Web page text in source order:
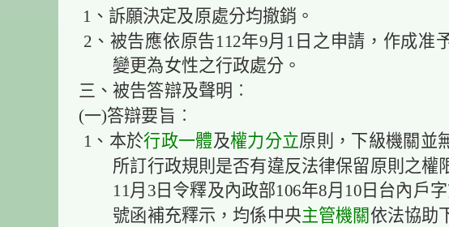
1、訴願決定及原處分均撤銷。
2、被告應依原告112年9月1日之申請，作成准
變更為女性之行政處分。
三、被告答辯及聲明︰
(一)答辯要旨︰
1、本於行政一體及權力分立原則，下級機關並
所訂行政規則是否有違反法律保留原則之權
11月3日令釋及內政部106年8月10日台內戶字
號函補充釋示，均係中央主管機關依法協助